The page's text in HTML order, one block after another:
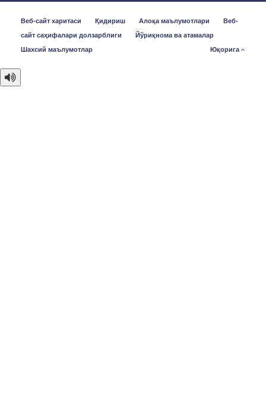
Веб-сайт харитаси Қидириш Алоқа маълумотлари
Веб-
сайт саҳифалари долзарблиги
Йўриқнома ва атамалар
Шахсий маълумотлар
Юқорига